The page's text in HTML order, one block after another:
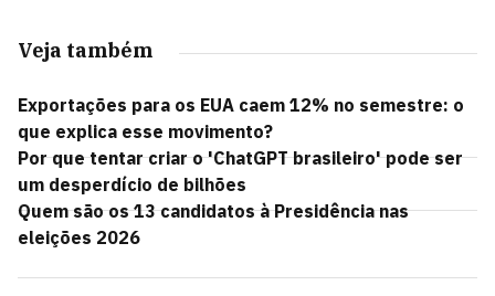
Veja também
Exportações para os EUA caem 12% no semestre: o
que explica esse movimento?
Por que tentar criar o 'ChatGPT brasileiro' pode ser
um desperdício de bilhões
Quem são os 13 candidatos à Presidência nas
eleições 2026